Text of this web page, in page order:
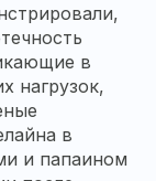
в
нагрузок,
в
и папаином